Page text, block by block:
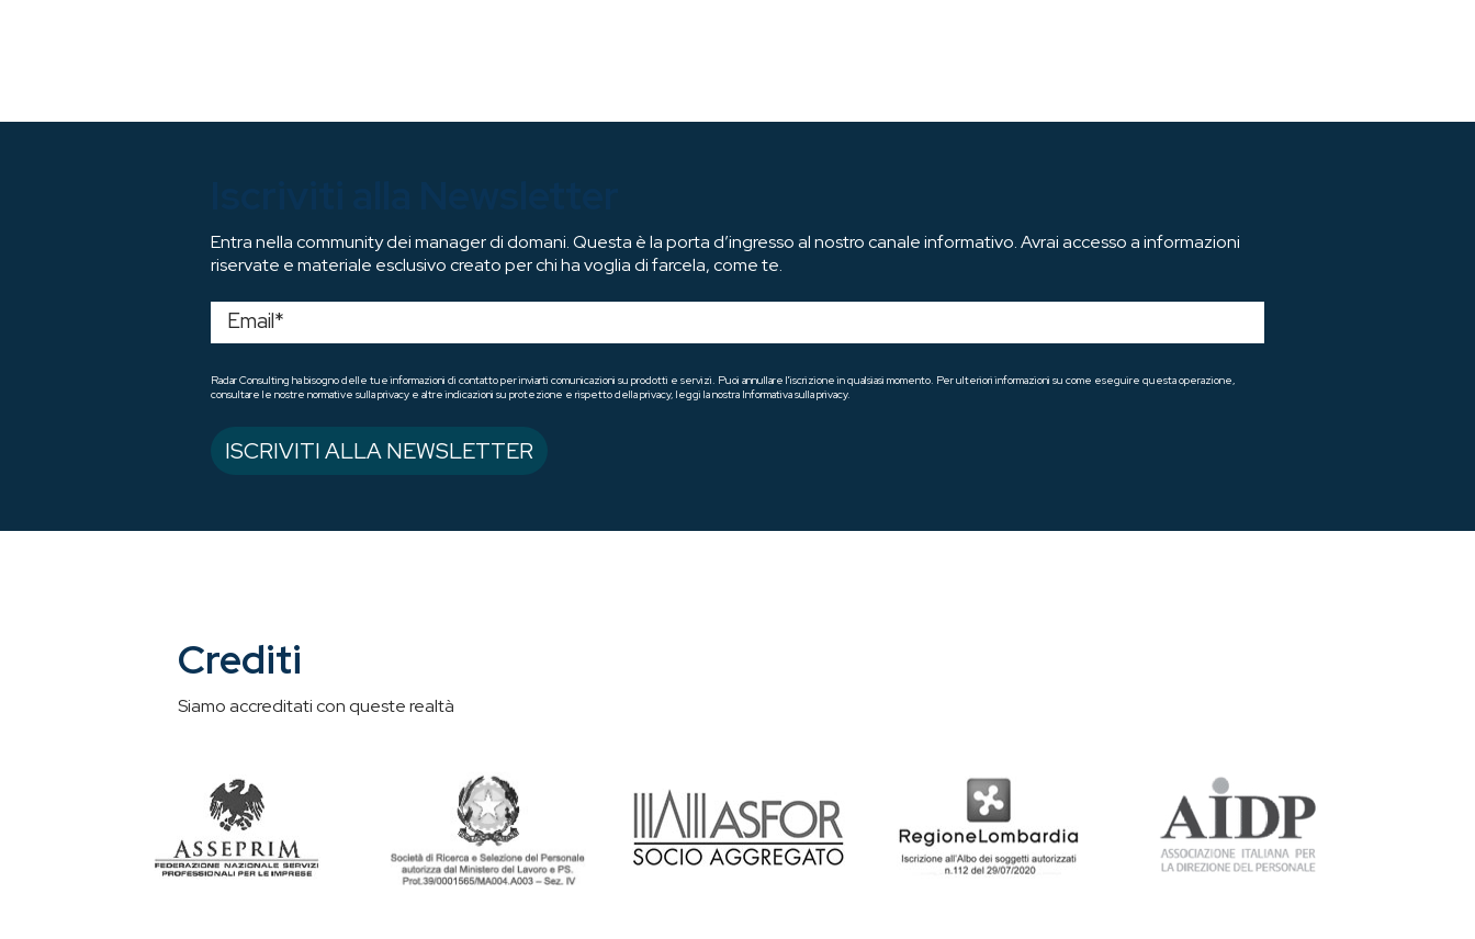
Entra nella community dei manager di domani. Questa è la porta d’ingresso al nostro canale informativo. Avrai accesso a informazioni
riservate e materiale esclusivo creato per chi ha voglia di farcela, come te.
Radar Consulting ha bisogno delle tue informazioni di contatto per inviarti comunicazioni su prodotti e servizi. Puoi annullare l'iscrizione in qualsiasi momento. Per ulteriori informazioni su come eseguire questa operazione,
consultare le nostre normative sulla privacy e altre indicazioni su protezione e rispetto della privacy, leggi la nostra Informativa sulla privacy.
Crediti
Siamo accreditati con queste realtà